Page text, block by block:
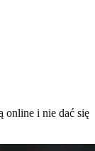
online i nie dać się